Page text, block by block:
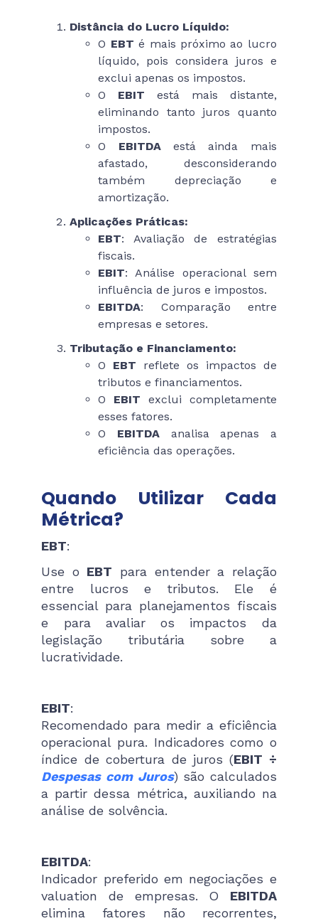
Distância do Lucro Líquido:
O EBT é mais próximo ao lucro
líquido, pois considera juros e
exclui apenas os impostos.
O EBIT está mais distante,
eliminando tanto juros quanto
impostos.
O EBITDAestá ainda mais
afastado, desconsiderando
também depreciação e
amortização.
Aplicações Práticas:
EBT: Avaliação de estratégias
fiscais.
EBIT: Análise operacional sem
influência de juros e impostos.
EBITDA: Comparação entre
empresas e setores.
Tributação e Financiamento:
O EBT reflete os impactos de
tributos e financiamentos.
O EBIT exclui completamente
esses fatores.
O EBITDAanalisa apenas a
eficiência das operações.
Quando Utilizar Cada
Métrica?
EBT:
Use o EBT para entender a relação
entre lucros e tributos. Ele é
essencial para planejamentos fiscais
e para avaliar os impactos da
legislação tributária sobre a
lucratividade.
EBIT:
Recomendado para medir a eficiência
operacional pura. Indicadores como o
índice de cobertura de juros (EBIT ÷
Despesas com Juros) são calculados
a partir dessa métrica, auxiliando na
análise de solvência.
EBITDA:
Indicador preferido em negociações e
valuation de empresas. O EBITDA
elimina fatores não recorrentes,